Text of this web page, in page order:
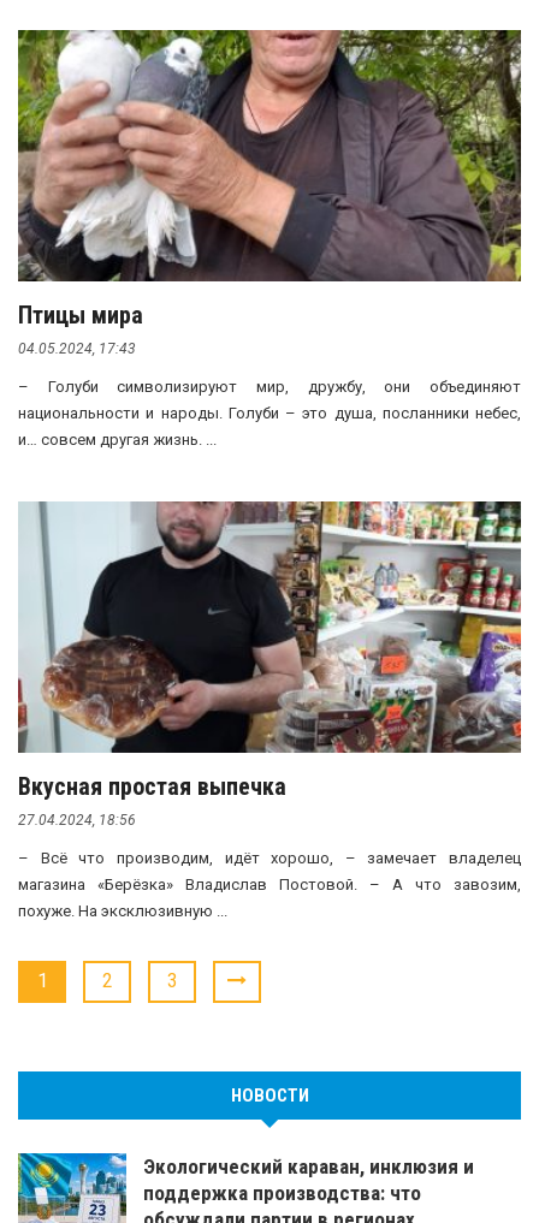
Птицы мира
04.05.2024, 17:43
– Голуби символизируют мир, дружбу, они объединяют
национальности и народы. Голуби – это душа, посланники небес,
и… совсем другая жизнь. ...
Вкусная простая выпечка
27.04.2024, 18:56
– Всё что производим, идёт хорошо, – замечает владелец
магазина «Берёзка» Владислав Постовой. – А что завозим,
похуже. На эксклюзивную ...
1 2 3
НОВОСТИ
Экологический караван, инклюзия и
поддержка производства: что